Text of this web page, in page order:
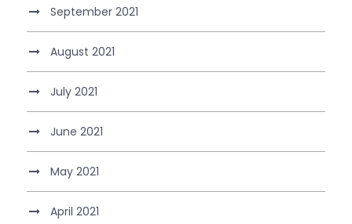
September 2021
August 2021
July 2021
June 2021
May 2021
April 2021